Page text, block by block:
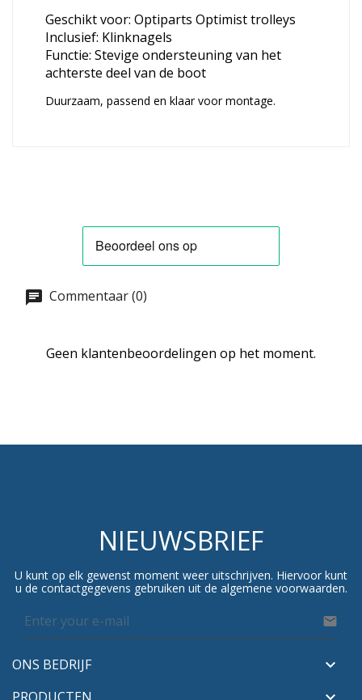
Geschikt voor: Optiparts Optimist trolleys
Inclusief: Klinknagels
Functie: Stevige ondersteuning van het
achterste deel van de boot
Duurzaam, passend en klaar voor montage.
Commentaar (0)
Geen klantenbeoordelingen op het moment.
NIEUWSBRIEF
U kunt op elk gewenst moment weer uitschrijven. Hiervoor kunt
u de contactgegevens gebruiken uit de algemene voorwaarden.

ONS BEDRIJF 